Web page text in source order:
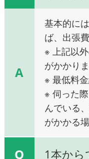
A
基本的に
ば、出張
※ 上記以
がかかりま
※ 最低料
※ 伺った
んでいる
がかかる
Q 1本から